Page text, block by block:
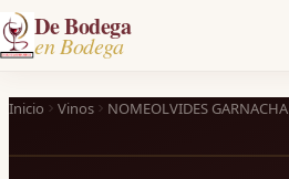
De Bodega
en Bodega
Inicio Vinos NOMEOLVIDES GARNACHA